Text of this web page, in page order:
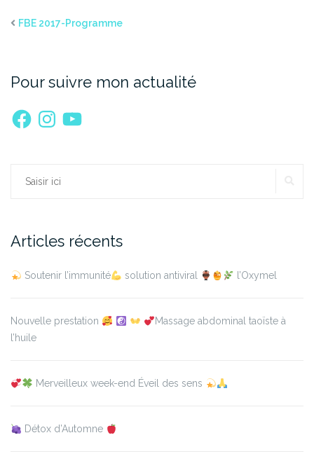
FBE 2017-Programme
Pour suivre mon actualité
FacebookInstagramYouTube
Rechercher :
Articles récents
Soutenir l’immunité solution antiviral l’Oxymel
Nouvelle prestation
Massage abdominal taoïste à
l’huile
Merveilleux week-end Éveil des sens
Détox d’Automne